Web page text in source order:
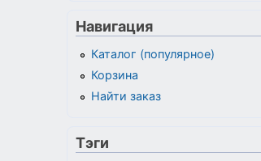
Навигация
Каталог (популярное)
Корзина
Найти заказ
Тэги